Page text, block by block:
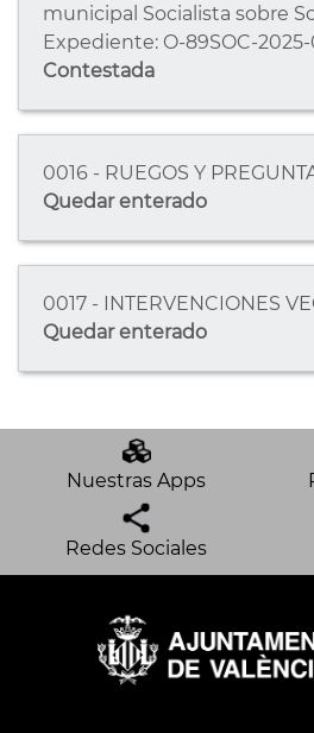
municipal Socialista sobre
Expediente: O-89SOC-
Contestada
0016 - RUEGOS Y
Quedar enterado
0017 - INTERVENCIONES
Quedar enterado
Nuestras Apps
Redes Sociales